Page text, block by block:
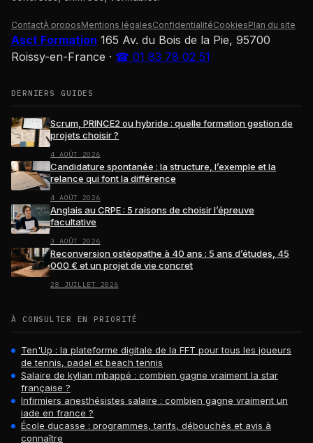
ContactÀ proposMentions légalesConfidentialitéCookiesPlan du site
Asct Formation 165 Av. du Bois de la Pie, 95700
Roissy-en-France · ☎ 01 83 78 02 51
DERNIERS GUIDES
Scrum, PRINCE2 ou hybride : quelle formation gestion de
projets choisir ?
4 AOÛT 2026
Candidature spontanée : la structure, l’exemple et la
relance qui font la différence
4 AOÛT 2026
Anglais au CRPE : 5 raisons de choisir l’épreuve
facultative
3 AOÛT 2026
Reconversion ostéopathe à 40 ans : 5 ans d’études, 45
000 € et un projet de vie concret
28 JUILLET 2026
À CONSULTER EN PRIORITÉ
Ten'Up : la plateforme digitale de la FFT pour tous les joueurs
de tennis, padel et beach tennis
Salaire de kylian mbappé : combien gagne vraiment la star
française ?
Infirmiers anesthésistes salaire : combien gagne vraiment un
iade en france ?
École ducasse : programmes, tarifs, débouchés et avis à
connaître